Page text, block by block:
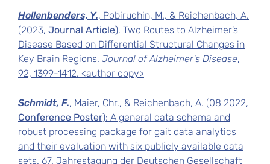
Hollenbenders, Y., Pobiruchin, M., & Reichenbach, A.
(2023, Journal Article). Two Routes to Alzheimer’s
Disease Based on Differential Structural Changes in
Key Brain Regions. Journal of Alzheimer's Disease,
92, 1399-1412. <author copy>
Schmidt, F., Maier, Chr., & Reichenbach, A. (08 2022,
Conference Poster): A general data schema and
robust processing package for gait data analytics
and their evaluation with six publicly available data
sets. 67. Jahrestagung der Deutschen Gesellschaft